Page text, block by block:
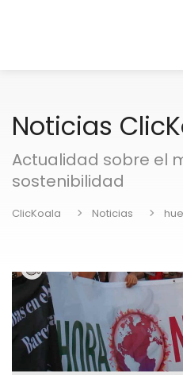
Noticias
Actualidad sobre el
sostenibilidad
ClicKoala Noticias